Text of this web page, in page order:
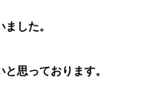
した。
思っております。